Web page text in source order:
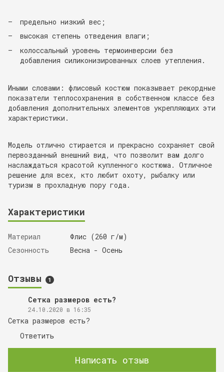
предельно низкий вес;
высокая степень отведения влаги;
колоссальный уровень термоинверсии без
добавления силиконизированных слоев утепления.
Иными словами: флисовый костюм показывает рекордные
показатели теплосохранения в собственном классе без
добавления дополнительных элементов укрепляющих эти
характеристики.
Модель отлично стирается и прекрасно сохраняет свой
первозданный внешний вид, что позволит вам долго
наслаждаться красотой купленного костюма. Отличное
решение для всех, кто любит охоту, рыбалку или
туризм в прохладную пору года.
Характеристики
Материал
Флис (260 г/м)
Сезонность
Весна - Осень
Отзывы 1
Сетка размеров есть?
24.10.2020 в 16:35
Сетка размеров есть?
Ответить
Написать отзыв